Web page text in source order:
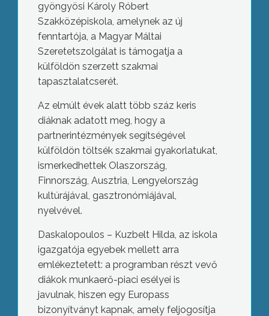
gyöngyösi Károly Róbert
Szakközépiskola, amelynek az új
fenntartója, a Magyar Máltai
Szeretetszolgálat is támogatja a
külföldön szerzett szakmai
tapasztalatcserét.
Az elmúlt évek alatt több száz keris
diáknak adatott meg, hogy a
partnerintézmények segítségével
külföldön töltsék szakmai gyakorlatukat,
ismerkedhettek Olaszország,
Finnország, Ausztria, Lengyelország
kultúrájával, gasztronómiájával,
nyelvével.
Daskalopoulos – Kuzbelt Hilda, az iskola
igazgatója egyebek mellett arra
emlékeztetett: a programban részt vevő
diákok munkaerő-piaci esélyei is
javulnak, hiszen egy Europass
bizonyítványt kapnak, amely feljogosítja